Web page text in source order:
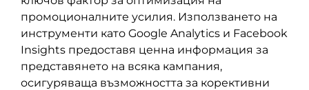
промоционалните усилия. Използването на
инструменти като Google Analytics и Facebook
Insights предоставя ценна информация за
представянето на всяка кампания,
осигуряваща възможността за корективни